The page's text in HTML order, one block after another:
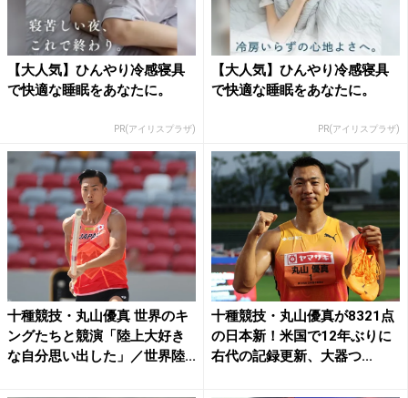
【大人気】ひんやり冷感寝具
で快適な睡眠をあなたに。
PR(アイリスプラザ)
【大人気】ひんやり冷感寝具
で快適な睡眠をあなたに。
PR(アイリスプラザ)
十種競技・丸山優真 世界のキ
ングたちと競演「陸上大好き
な自分思い出した」／世界陸...
十種競技・丸山優真が8321点
の日本新！米国で12年ぶりに
右代の記録更新、大器つ...